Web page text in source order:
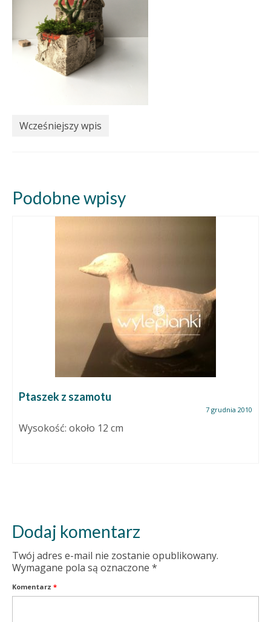
Wcześniejszy wpis
Podobne wpisy
Ptaszek z szamotu
7 grudnia 2010
Wysokość: około 12 cm
Dodaj komentarz
Twój adres e-mail nie zostanie opublikowany.
Wymagane pola są oznaczone *
Komentarz *